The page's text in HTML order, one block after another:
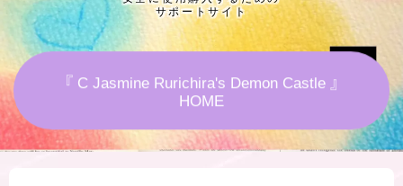
★アロマ検定＋αクイズ
★アロマハーブ傾向チェック
サポートサイト
『 C Jasmine Rurichira's Demon Castle 』
HOME